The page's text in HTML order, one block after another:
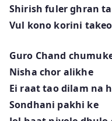
Shirish fuler ghran
Vul kono korini
Guro Chand
Nisha chor alikhe
Ei raat tao dilam na
Sondhani pakhi ke